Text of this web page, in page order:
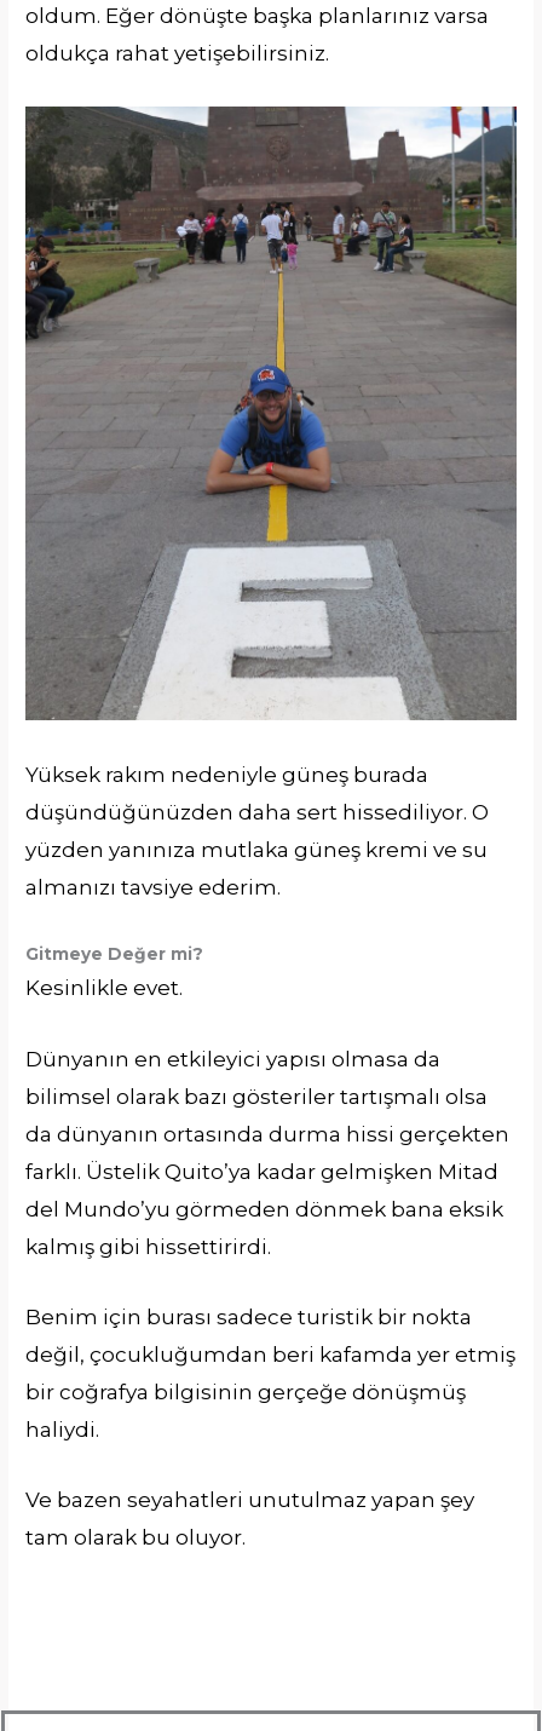
oldum. Eğer dönüşte başka planlarınız varsa
oldukça rahat yetişebilirsiniz.
Yüksek rakım nedeniyle güneş burada
düşündüğünüzden daha sert hissediliyor. O
yüzden yanınıza mutlaka güneş kremi ve su
almanızı tavsiye ederim.
Gitmeye Değer mi?
Kesinlikle evet.
Dünyanın en etkileyici yapısı olmasa da
bilimsel olarak bazı gösteriler tartışmalı olsa
da dünyanın ortasında durma hissi gerçekten
farklı. Üstelik Quito’ya kadar gelmişken Mitad
del Mundo’yu görmeden dönmek bana eksik
kalmış gibi hissettirirdi.
Benim için burası sadece turistik bir nokta
değil, çocukluğumdan beri kafamda yer etmiş
bir coğrafya bilgisinin gerçeğe dönüşmüş
haliydi.
Ve bazen seyahatleri unutulmaz yapan şey
tam olarak bu oluyor.